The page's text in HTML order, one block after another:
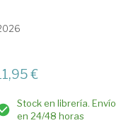
€
Stock en librería. Envío
en 24/48 horas